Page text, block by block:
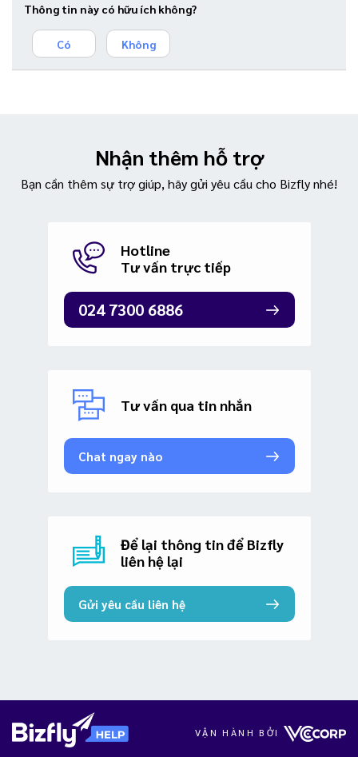
Thông tin này có hữu ích không?
Có Không
Nhận thêm hỗ trợ
Bạn cần thêm sự trợ giúp, hãy gửi yêu cầu cho Bizfly nhé!
Hotline
Tư vấn trực tiếp
024 7300 6886
Tư vấn qua tin nhắn
Chat ngay nào
Để lại thông tin để Bizfly
liên hệ lại
Gửi yêu cầu liên hệ
VẬN HÀNH BỞI